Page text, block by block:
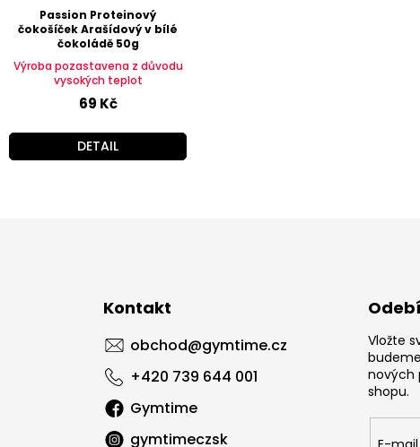
Passion Proteinový
čokošíček Arašídový v bílé
čokoládě 50g
Výroba pozastavena z důvodu
vysokých teplot
69 Kč
DETAIL
Kontakt
obchod@gymtime.cz
+420 739 644 001
Gymtime
gymtimeczsk
Vložte
nových
shopu.